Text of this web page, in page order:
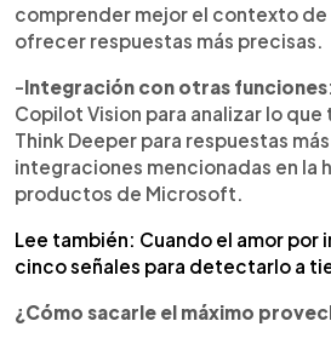
comprender mejor el contexto de
ofrecer respuestas más precisas.
-Integración con otras funciones
Copilot Vision para analizar lo que
Think Deeper para respuestas
integraciones mencionadas en la
productos de Microsoft.
Lee también: Cuando el amor por
cinco señales para detectarlo a
¿Cómo sacarle el máximo